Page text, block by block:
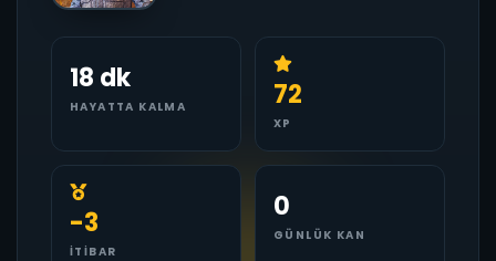
18 dk
HAYATTA KALMA 72
XP
-3
İTIBAR
0
GÜNLÜK KAN